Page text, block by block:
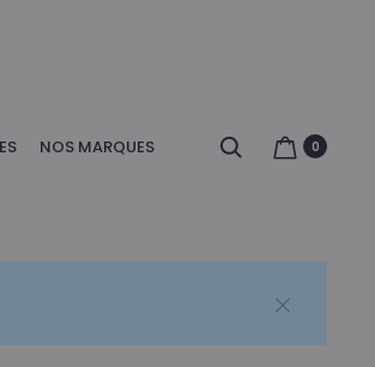
NOS MARQUES Search 0